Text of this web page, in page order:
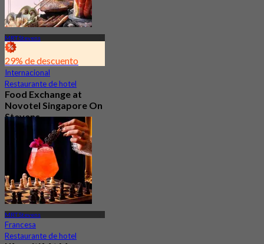
MRT Stevens
29% de descuento
Internacional
Restaurante de hotel
Food Exchange at
Novotel Singapore On
Stevens
207 Reservado
DesdeS$ 27.5
MRT Stevens
Francesa
Restaurante de hotel